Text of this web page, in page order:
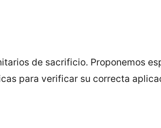
de sacrificio. Proponemos
para verificar su correcta